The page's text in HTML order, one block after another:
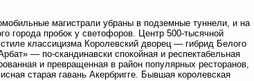
магистрали убраны в подземные туннели, и на
города пробок у светофоров. Центр 500-тысячной
классицизма Королевский дворец — гибрид Белого
— по-скандинавски спокойная и респектабельная
и превращенная в район популярных ресторанов,
старая гавань Акербригге. Бывшая королевская